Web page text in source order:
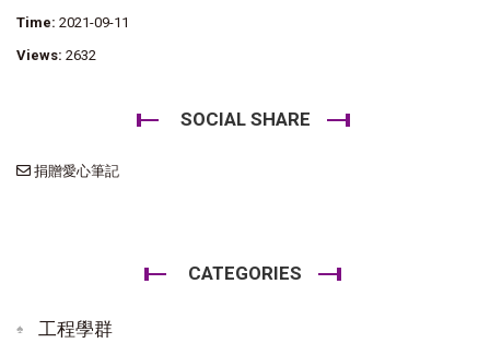
Time: 2021-09-11
Views: 2632
SOCIAL SHARE
捐贈愛心筆記
CATEGORIES
工程學群